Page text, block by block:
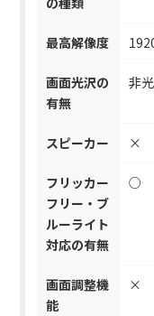
最高解像度
画面光沢の
有無
非
スピーカー ×
フリッカー
フリー・ブ
ルーライト
対応の有無
○
画面調整機
能
×